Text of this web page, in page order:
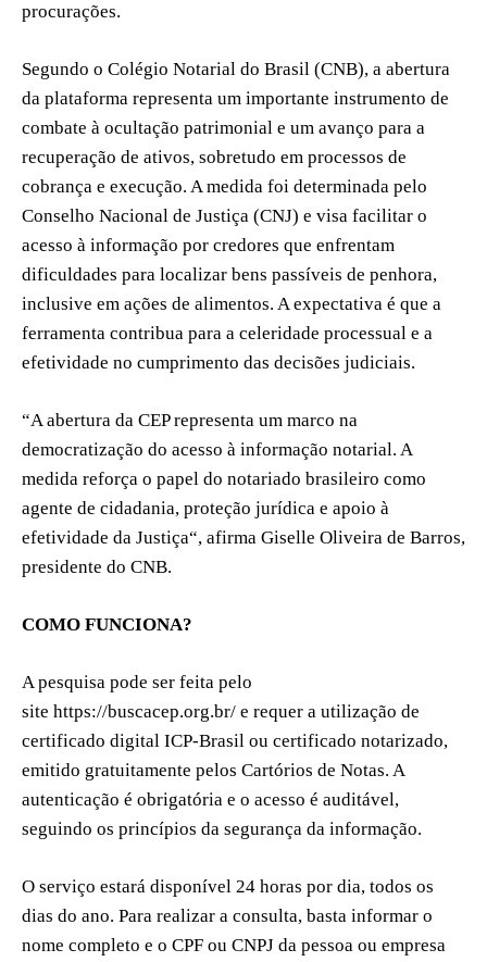
procurações.
Segundo o Colégio Notarial do Brasil (CNB), a abertura
da plataforma representa um importante instrumento de
combate à ocultação patrimonial e um avanço para a
recuperação de ativos, sobretudo em processos de
cobrança e execução. A medida foi determinada pelo
Conselho Nacional de Justiça (CNJ) e visa facilitar o
acesso à informação por credores que enfrentam
dificuldades para localizar bens passíveis de penhora,
inclusive em ações de alimentos. A expectativa é que a
ferramenta contribua para a celeridade processual e a
efetividade no cumprimento das decisões judiciais.
“A abertura da CEP representa um marco na
democratização do acesso à informação notarial. A
medida reforça o papel do notariado brasileiro como
agente de cidadania, proteção jurídica e apoio à
efetividade da Justiça“, afirma Giselle Oliveira de Barros,
presidente do CNB.
COMO FUNCIONA?
A pesquisa pode ser feita pelo
site https://buscacep.org.br/ e requer a utilização de
certificado digital ICP-Brasil ou certificado notarizado,
emitido gratuitamente pelos Cartórios de Notas. A
autenticação é obrigatória e o acesso é auditável,
seguindo os princípios da segurança da informação.
O serviço estará disponível 24 horas por dia, todos os
dias do ano. Para realizar a consulta, basta informar o
nome completo e o CPF ou CNPJ da pessoa ou empresa